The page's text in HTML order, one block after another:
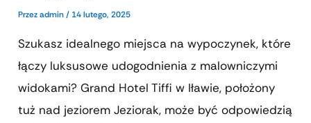
Przezadmin/ 14 lutego, 2025
Szukasz idealnego miejsca na wypoczynek, które
łączy luksusowe udogodnienia z malowniczymi
widokami? Grand Hotel Tiffi w Iławie, położony
tuż nad jeziorem Jeziorak, może być odpowiedzią